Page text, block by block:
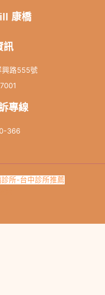
康橋
訊
興路555號
專線
366
所-台中診所推薦